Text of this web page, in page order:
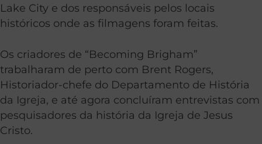
Lake City e dos responsáveis pelos locais
históricos onde as filmagens foram feitas.
Os criadores de “Becoming Brigham”
trabalharam de perto com Brent Rogers,
Historiador-chefe do Departamento de História
da Igreja, e até agora concluíram entrevistas com
pesquisadores da história da Igreja de Jesus
Cristo.